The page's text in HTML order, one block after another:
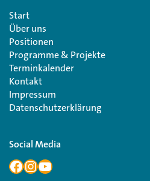
Start
Über uns
Positionen
Programme & Projekte
Terminkalender
Kontakt
Impressum
Datenschutzerklärung
Social Media